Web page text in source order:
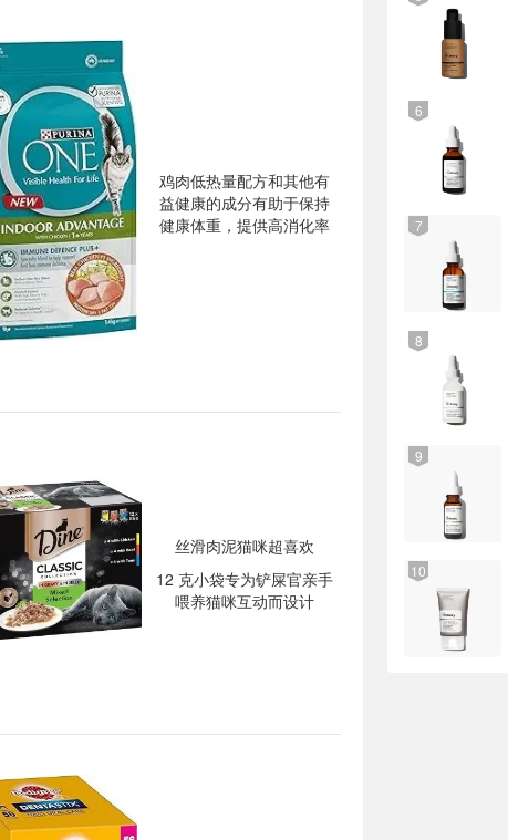
鸡肉低热量配方和其他有
益健康的成分有助于保持
健康体重，提供高消化率
丝滑肉泥猫咪超喜欢
12 克小袋专为铲屎官亲手
喂养猫咪互动而设计